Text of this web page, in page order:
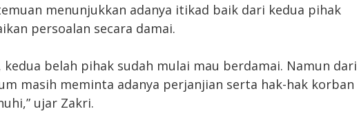
menunjukkan adanya itikad baik dari kedua pihak
persoalan secara damai.
kedua belah pihak sudah mulai mau berdamai. Namun dari
masih meminta adanya perjanjian serta hak-hak korban
ujar Zakri.